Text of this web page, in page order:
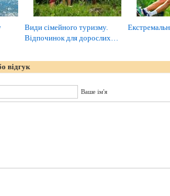
Види сімейного туризму.
Відпочинок для дорослих…
відгук
Ваше ім'я